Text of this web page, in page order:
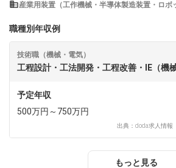
産業用装置（工作機械・半導体製造装置・ロボ
職種別年収例
技術職（機械・電気）
工程設計・工法開発・工程改善・IE（機
予定年収
500万円～750万円
出典：doda求人情
もっと見る